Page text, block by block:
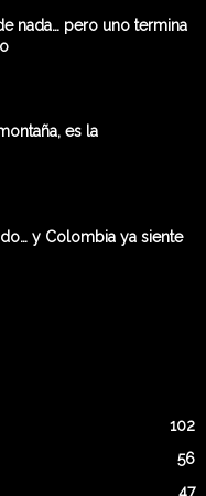
nada… pero uno termina
es la
y Colombia ya siente
102
56
47